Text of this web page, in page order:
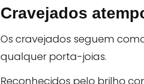
Cravejados
Os cravejados seguem
qualquer porta-joias.
Reconhecidos pelo brilho